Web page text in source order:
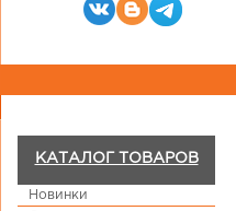
КАТАЛОГ ТОВАРОВ
Новинки